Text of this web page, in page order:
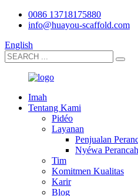
0086 13718175880
info@huayou-scaffold.com
English
Imah
Tentang Kami
Pidéo
Layanan
Penjualan
Nyéwa Perancah
Tim
Komitmen Kualitas
Karir
Blog